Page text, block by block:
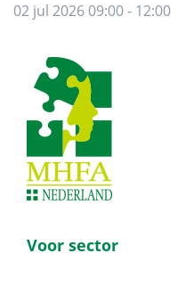
02 jul 2026 09:00 - 12:00
Footer
Voor sector